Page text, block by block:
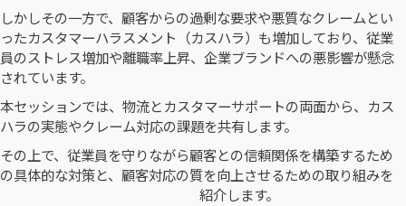
しかしその一方で、顧客からの過剰な要求や悪質なクレームとい
ったカスタマーハラスメント（カスハラ）も増加しており、従業
員のストレス増加や離職率上昇、企業ブランドへの悪影響が懸念
されています。
本セッションでは、物流とカスタマーサポートの両面から、カス
ハラの実態やクレーム対応の課題を共有します。
その上で、従業員を守りながら顧客との信頼関係を構築するため
の具体的な対策と、顧客対応の質を向上させるための取り組みを
紹介します。